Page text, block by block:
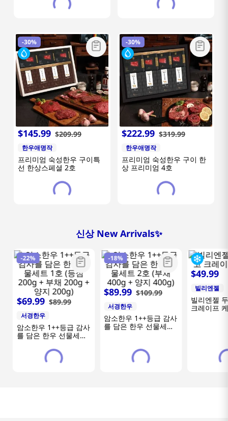
-30%
$145.99 $209.99
한우애명작
프리미엄 숙성한우 구이특
선 한상스페셜 2호
-30%
$222.99 $319.99
한우애명작
프리미엄 숙성한우 구이 한
상 프리미엄 4호
신상 New Arrivals✨
-22%
$69.99 $89.99
서경한우
암소한우 1++등급 감사
를 담은 한우 선물세트
200g + 양지 200g)
-18%
$89.99 $109.99
서경한우
암소한우 1++등급 감사
를 담은 한우 선물세트
$49.99
빌리엔젤
빌리엔젤
크레이프